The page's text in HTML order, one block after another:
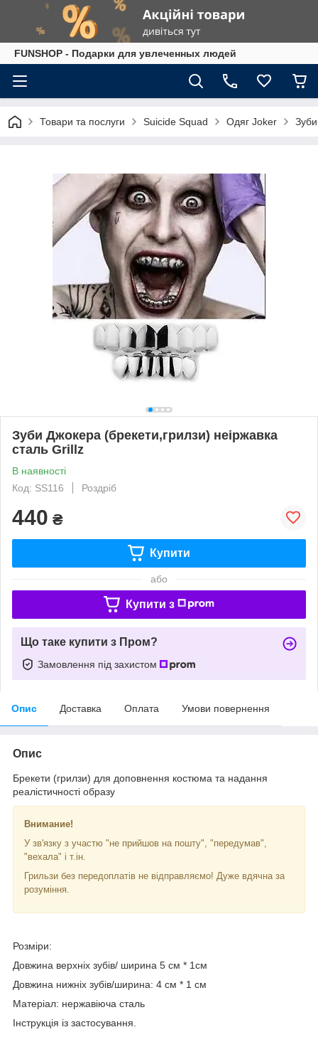
FUNSHOP - Подарки для увлеченных людей
Товари та послуги Suicide Squad Одяг Joker
Зуби Джокера (брекети,грилзи) неіржавка
сталь Grillz
В наявності
Код: SS116
Роздріб
440 ₴
Купити
або
Купити з
Що таке купити з Пром?
Замовлення під захистом
Опис Доставка Оплата Умови повернення
Опис
Брекети (грилзи) для доповнення костюма та надання
реалістичності образу
Внимание!
У зв'язку з участю "не прийшов на пошту", "передумав",
"вехала" і т.ін.
Грильзи без передоплатів не відправляємо! Дуже вдячна за
розуміння.
Розміри:
Довжина верхніх зубів/ ширина 5 см * 1см
Довжина нижніх зубів/ширина: 4 см * 1 см
Матеріал: нержавіюча сталь
Інструкція із застосування.